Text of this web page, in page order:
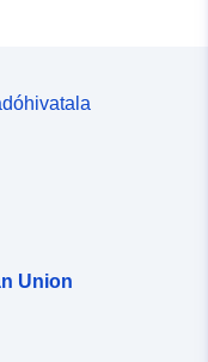
Union